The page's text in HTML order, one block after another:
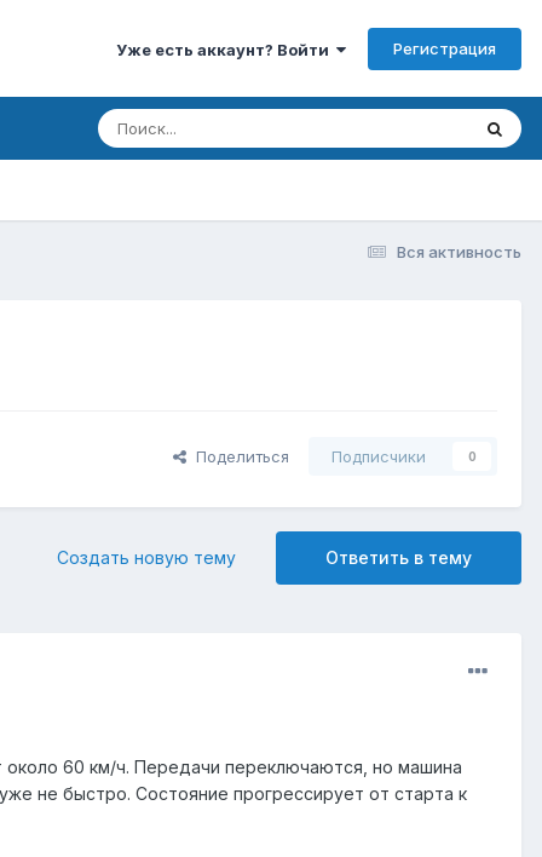
Уже есть аккаунт? Войти Регистрация
Вся активность
Поделиться Подписчики 0
Ответить в тему
Создать новую тему
60 км/ч. Передачи переключаются, но машина
не быстро. Состояние прогрессирует от старта к